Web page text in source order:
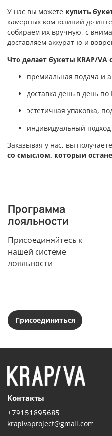
У нас вы можете купить
камерных композиций до
собираем их вручную, с
доставляем аккуратно и
Что делает букеты KRAP/
премиальная подача и
доставка день в день по
эстетичная упаковка,
индивидуальный подход
Заказывая у нас, вы
со смыслом, который
Программа
лояльности
Присоединяйтесь к
нашей системе
лояльности
Присоединиться
Контакты
+79151895685
krapivaproject@gmail.com